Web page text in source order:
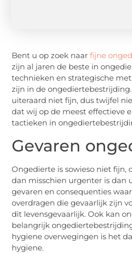
Bent u op zoek naar fijne
zijn al jaren de beste in
technieken en strategische
zijn in de
uiteraard niet fijn, dus twijfel
dat wij op de meest effectieve
tactieken in
Gevaren
Ongedierte is sowieso niet fijn,
dan misschien urgenter is dan
gevaren en consequenties
overdragen die gevaarlijk zijn
dit levensgevaarlijk. Ook kan
belangrijk
hygiene overwegingen is het
hygiene.